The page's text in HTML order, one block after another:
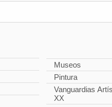
Museos
Pintura
Vanguardias
XX